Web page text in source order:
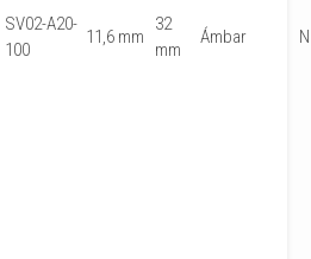
SV02-A20-
100
11,6 mm
32
mm
Ámbar